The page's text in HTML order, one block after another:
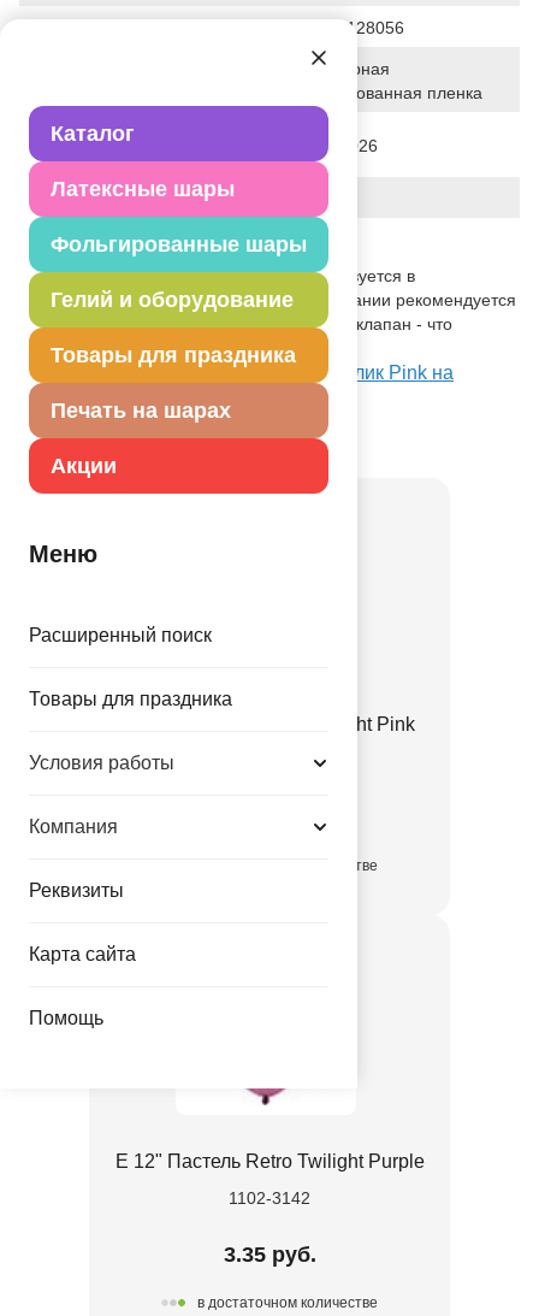
Каталог
Латексные шары
Фольгированные шары
Гелий и оборудование
Товары для праздника
Печать на шарах
Акции
Меню
Расширенный поиск
Товары для праздника
Условия работы
Компания
Реквизиты
Карта сайта
Помощь
026635128056
Полимерная
фольгированная пленка
Дата последнего изменения
элемента
28-01-2026
Вес
Описание товара
Одноцветный шар, без рисунка, используется в
оформлениях, композициях. При надувании рекомендуется
использовать гелий. Имеет встроенный клапан - что
упрощает надувание.
Посмотреть А Б/РИС КРУГ 18" Металлик Pink на
Портале оптовых закупок
Товар из коллекцииРозовая
Е 12" Пастель Retro Twilight Pink
в достаточном количестве
Е 12" Пастель Retro Twilight Purple
1102-3142
3.35 руб.
в достаточном количестве